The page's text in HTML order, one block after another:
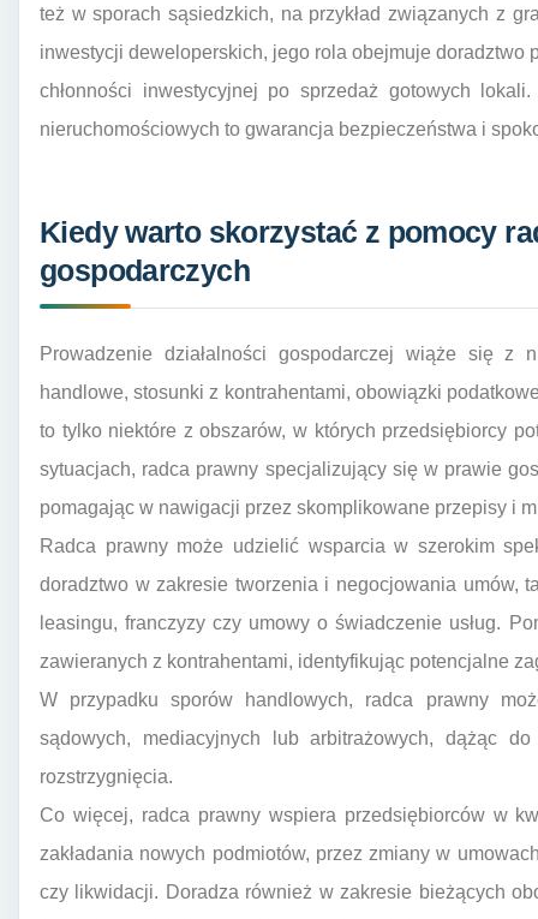
też w sporach sąsiedzkich, na przykład związanych z
inwestycji deweloperskich, jego rola obejmuje doradztwo
chłonności inwestycyjnej po sprzedaż gotowych
nieruchomościowych to gwarancja bezpieczeństwa i
Kiedy warto skorzystać z pomocy
gospodarczych
Prowadzenie działalności gospodarczej wiąże się z
handlowe, stosunki z kontrahentami, obowiązki
to tylko niektóre z obszarów, w których przedsiębiorcy
sytuacjach, radca prawny specjalizujący się w prawie
pomagając w nawigacji przez skomplikowane przepisy i
Radca prawny może udzielić wsparcia w szerokim
doradztwo w zakresie tworzenia i negocjowania umów,
leasingu, franczyzy czy umowy o świadczenie usług.
zawieranych z kontrahentami, identyfikując potencjalne
W przypadku sporów handlowych, radca prawny
sądowych, mediacyjnych lub arbitrażowych, dążąc
rozstrzygnięcia.
Co więcej, radca prawny wspiera przedsiębiorców w
zakładania nowych podmiotów, przez zmiany w
czy likwidacji. Doradza również w zakresie bieżących